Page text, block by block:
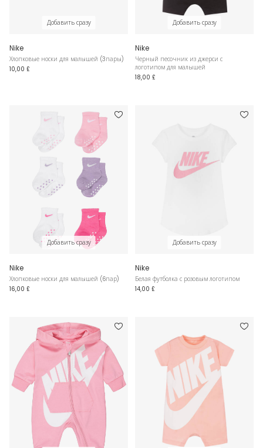
Добавить сразу
Nike
Хлопковые носки для малышей (3пары)
10,00 £
Добавить сразу
Nike
Черный песочник из джерси с
логотипом для малышей
18,00 £
Добавить сразу
Nike
Хлопковые носки для малышей (6пар)
16,00 £
Добавить сразу
Nike
Белая футболка с розовым логотипом
14,00 £